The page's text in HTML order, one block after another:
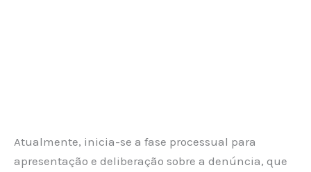
Atualmente, inicia-se a fase processual para
apresentação e deliberação sobre a denúncia, que